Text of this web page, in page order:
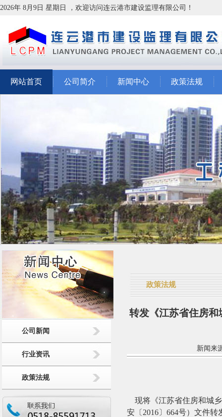
2026年 8月9日 星期日 ，欢迎访问连云港市建设监理有限公司！
网站首页 公司简介 新闻中心 政策法规
公司新闻
行业资讯
政策法规
政策法规
转发《江苏省住房
新闻来
现将《江苏省住房和城
安〔 2016〕 664号）文件转